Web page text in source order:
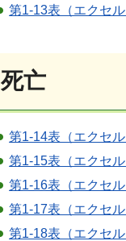
第1-13表（エクセル
死亡
第1-14表（エクセ
第1-15表（エクセ
第1-16表（エクセ
第1-17表（エクセ
第1-18表（エクセ